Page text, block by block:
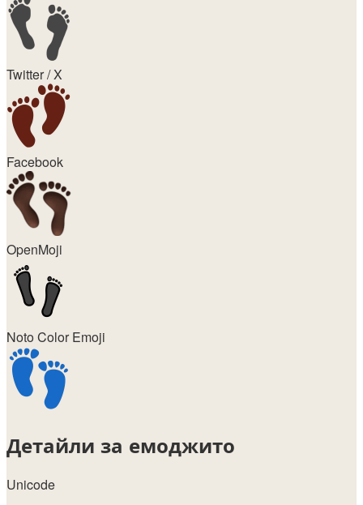
Twitter / X
Facebook
OpenMoji
Noto Color Emoji
Детайли за емоджито
Unicode